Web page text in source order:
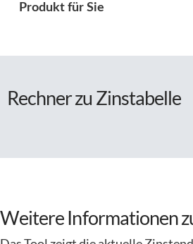
Produkt für Sie
Rechner zu Zinstabelle
Weitere Informationen